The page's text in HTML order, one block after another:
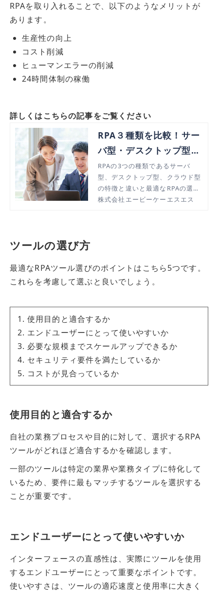
RPAを取り入れることで、以下のようなメリットが
あります。
生産性の向上
コスト削減
ヒューマンエラーの削減
24時間体制の稼働
詳しくはこちらの記事をご覧ください
RPA３種類を比較！サー
バ型・デスクトップ型・
クラウド型の違いと選び
方
RPAの3つの種類であるサーバ
型、デスクトップ型、クラウド型
の特徴と違いと最適なRPAの選び
方を解説します。種類ごとにおす
株式会社エービーケーエスエス
ツールの選び方
最適なRPAツール選びのポイントはこちら5つです。
これらを考慮して選ぶと良いでしょう。
使用目的と適合するか
エンドユーザーにとって使いやすいか
必要な規模までスケールアップできるか
セキュリティ要件を満たしているか
コストが見合っているか
使用目的と適合するか
自社の業務プロセスや目的に対して、選択するRPA
ツールがどれほど適合するかを確認します。
一部のツールは特定の業界や業務タイプに特化して
いるため、要件に最もマッチするツールを選択する
ことが重要です。
エンドユーザーにとって使いやすいか
インターフェースの直感性は、実際にツールを使用
するエンドユーザーにとって重要なポイントです。
使いやすさは、ツールの適応速度と使用率に大きく